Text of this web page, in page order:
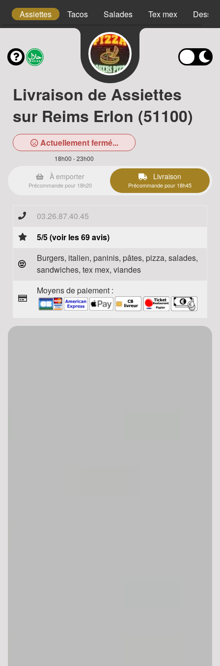
Assiettes Tacos Salades Tex mex
Livraison de Assiettes
sur Reims Erlon (51100)
Actuellement fermé...
18h00 - 23h00
À emporter
Précommande pour 18h20
Livraison
Précommande pour 18h45
03.26.87.40.45
5/5 (voir les 69 avis)
Burgers, italien, paninis, pâtes, pizza, salades,
sandwiches, tex mex, viandes
Moyens de paiement :